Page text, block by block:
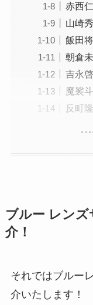
赤西
山崎
飯田
朝倉
吉永
魔裟
反町
ブルー レン
介！
それではブルー
介いたします！